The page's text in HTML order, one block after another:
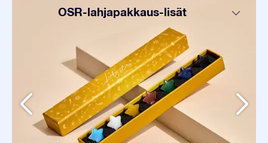
OSR-lahjapakkaus-lisät